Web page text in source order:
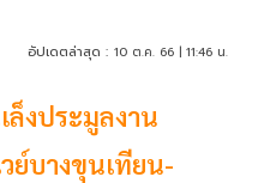
อัปเดตล่าสุด : 10 ต.ค. 66 | 11:46 น.
ล็งประมูลงาน
ย์บางขุนเทียน-